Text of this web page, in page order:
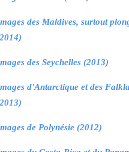
des Maldives, surtout
des Seychelles (2013)
d'Antarctique et des
de Polynésie (2012)